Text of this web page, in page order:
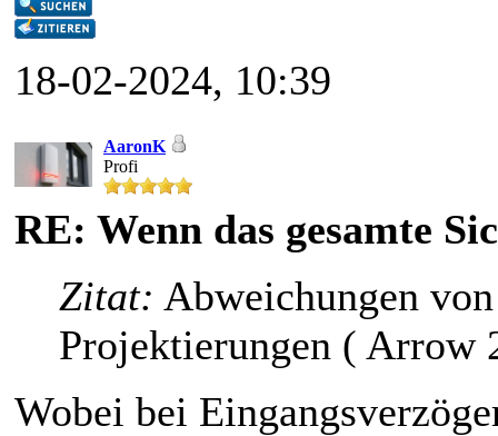
18-02-2024, 10:39
AaronK
Profi
RE: Wenn das gesamte
Zitat: Abweichungen
Projektierungen ( Arrow
Wobei bei